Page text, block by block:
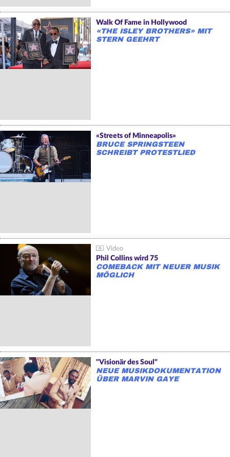
Walk Of Fame in Hollywood
«THE ISLEY BROTHERS» MIT
STERN GEEHRT
«Streets of Minneapolis»
BRUCE SPRINGSTEEN
SCHREIBT PROTESTLIED
Phil Collins wird 75
COMEBACK MIT NEUER MUSIK
MÖGLICH
"Visionär des Soul"
NEUE MUSIKDOKUMENTATION
ÜBER MARVIN GAYE